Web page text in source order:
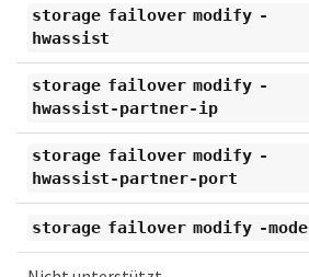
storage failover modify -
hwassist
storage failover modify -
hwassist-partner-ip
storage failover modify -
hwassist-partner-port
storage failover modify -mode